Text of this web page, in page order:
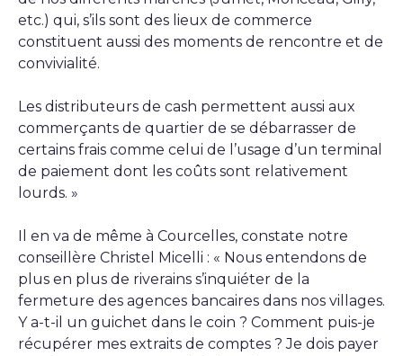
etc.) qui, s’ils sont des lieux de commerce
constituent aussi des moments de rencontre et de
convivialité.
Les distributeurs de cash permettent aussi aux
commerçants de quartier de se débarrasser de
certains frais comme celui de l’usage d’un terminal
de paiement dont les coûts sont relativement
lourds. »
Il en va de même à Courcelles, constate notre
conseillère Christel Micelli : « Nous entendons de
plus en plus de riverains s’inquiéter de la
fermeture des agences bancaires dans nos villages.
Y a-t-il un guichet dans le coin ? Comment puis-je
récupérer mes extraits de comptes ? Je dois payer